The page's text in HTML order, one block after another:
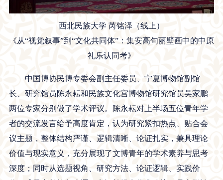
西北民族大学 芮铭泽（线上）
《从“视觉叙事”到“文化共同体”：集安高句丽壁画中的中原
礼乐认同考》
中国博协民博专委会副主任委员、宁夏博物馆副馆
长、研究馆员陈永耘和民族文化宫博物馆研究馆员吴家鹏
两位专家分别做了学术评议。陈永耘对上半场五位青年学
者的交流发言给予高度肯定，认为研究紧扣热点、贴合会
议主题，整体结构严谨、逻辑清晰、论证扎实，兼具理论
价值与现实意义，充分展现了文博青年的学术素养与思考
深度；同时从选题视角、研究方法、论证逻辑、实践价